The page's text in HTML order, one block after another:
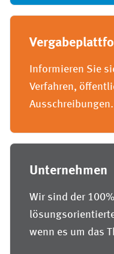
Informieren Sie
Verfahren,
Ausschreibungen.
Unternehmen
Wir sind der
wenn es um das